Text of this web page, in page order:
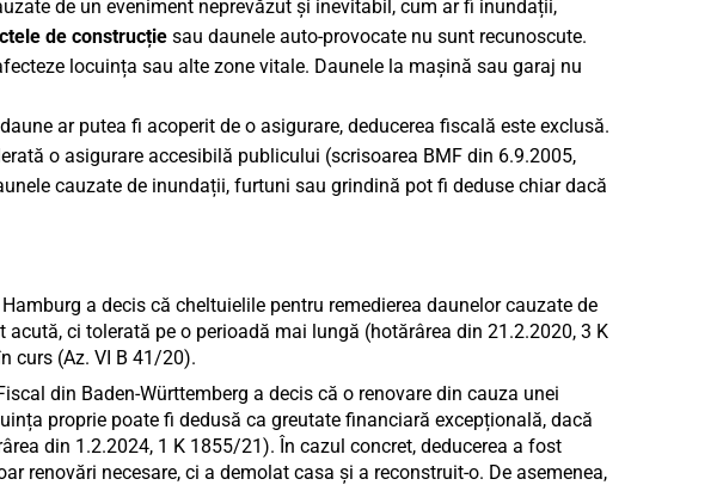
de un eveniment neprevăzut și inevitabil, cum ar fi inundații,
de construcțiesau daunele auto-provocate nu sunt recunoscute.
locuința sau alte zone vitale. Daunele la mașină sau garaj nu
ar putea fi acoperit de o asigurare, deducerea fiscală este exclusă.
o asigurare accesibilă publicului (scrisoarea BMF din 6.9.2005,
cauzate de inundații, furtuni sau grindină pot fi deduse chiar dacă
a decis că cheltuielile pentru remedierea daunelor cauzate de
ci tolerată pe o perioadă mai lungă (hotărârea din 21.2.2020, 3 K
curs (Az. VI B 41/20).
din Baden-Württemberg a decis că o renovare din cauza unei
proprie poate fi dedusă ca greutate financiară excepțională, dacă
din 1.2.2024, 1 K 1855/21). În cazul concret, deducerea a fost
renovări necesare, ci a demolat casa și a reconstruit-o. De asemenea,